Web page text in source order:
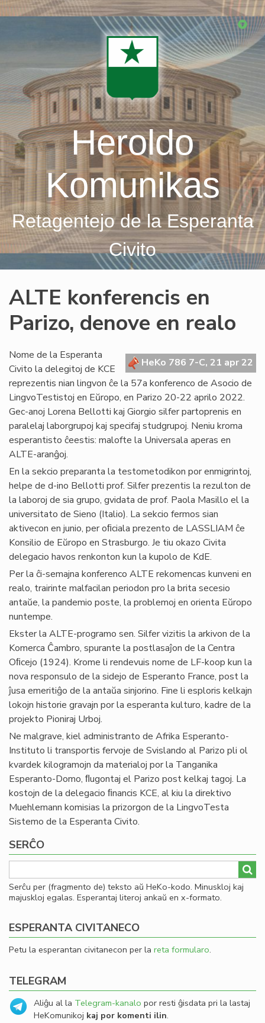
Skip
Heroldo
Komunikas
Retagentejo de la Esperanta
Civito
ALTE konferencis en
Parizo, denove en realo
HeKo 786 7-C, 21 apr 22
Nome de la Esperanta
Civito la delegitoj de KCE
reprezentis nian lingvon ĉe la 57a konferenco de Asocio de
LingvoTestistoj en Eŭropo, en Parizo 20-22 aprilo 2022.
Gec-anoj Lorena Bellotti kaj Giorgio silfer partoprenis en
paralelaj laborgrupoj kaj specifaj studgrupoj. Neniu kroma
esperantisto ĉeestis: malofte la Universala aperas en
ALTE-aranĝoj.
En la sekcio preparanta la testometodikon por enmigrintoj,
helpe de d-ino Bellotti prof. Silfer prezentis la rezulton de
la laboroj de sia grupo, gvidata de prof. Paola Masillo el la
universitato de Sieno (Italio). La sekcio fermos sian
aktivecon en junio, per oﬁciala prezento de LASSLIAM ĉe
Konsilio de Eŭropo en Strasburgo. Je tiu okazo Civita
delegacio havos renkonton kun la kupolo de KdE.
Per la ĉi-semajna konferenco ALTE rekomencas kunveni en
realo, trairinte malfacilan periodon pro la brita secesio
antaŭe, la pandemio poste, la problemoj en orienta Eŭropo
nuntempe.
Ekster la ALTE-programo sen. Silfer vizitis la arkivon de la
Komerca Ĉambro, spurante la postlasaĵon de la Centra
Oﬁcejo (1924). Krome li rendevuis nome de LF-koop kun la
nova responsulo de la sidejo de Esperanto France, post la
ĵusa emeritiĝo de la antaŭa sinjorino. Fine li esploris kelkajn
lokojn historie gravajn por la esperanta kulturo, kadre de la
projekto Pioniraj Urboj.
Ne malgrave, kiel administranto de Afrika Esperanto-
Instituto li transportis fervoje de Svislando al Parizo pli ol
kvardek kilogramojn da materialoj por la Tanganika
Esperanto-Domo, ﬂugontaj el Parizo post kelkaj tagoj. La
kostojn de la delegacio ﬁnancis KCE, al kiu la direktivo
Muehlemann komisias la prizorgon de la LingvoTesta
Sistemo de la Esperanta Civito.
SERĈO
Serĉu per (fragmento de) teksto aŭ HeKo-kodo. Minuskloj kaj
majuskloj egalas. Esperantaj literoj ankaŭ en x-formato.
ESPERANTA CIVITANECO
Petu la esperantan civitanecon per la reta formularo.
TELEGRAM
Aliĝu al la Telegram-kanalo por resti ĝisdata pri la lastaj
HeKomunikoj kaj por komenti ilin.